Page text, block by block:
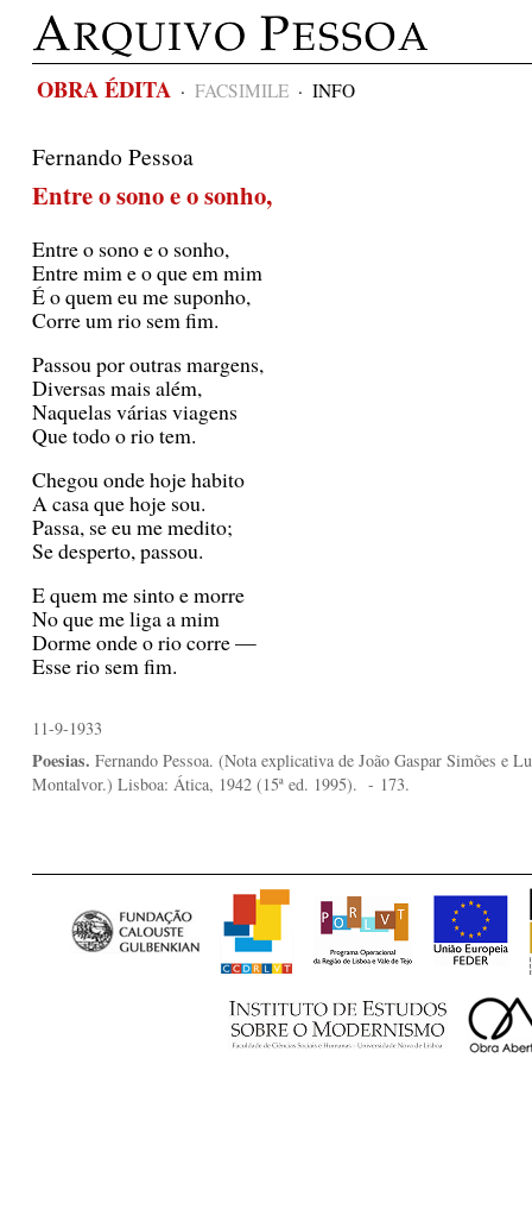
OBRA ÉDITA · FACSIMILE · INFO
Fernando Pessoa
Entre o sono e o sonho,
Entre o sono e o sonho,
Entre mim e o que em mim
É o quem eu me suponho,
Corre um rio sem fim.
Passou por outras margens,
Diversas mais além,
Naquelas várias viagens
Que todo o rio tem.
Chegou onde hoje habito
A casa que hoje sou.
Passa, se eu me medito;
Se desperto, passou.
E quem me sinto e morre
No que me liga a mim
Dorme onde o rio corre —
Esse rio sem fim.
11-9-1933
Poesias. Fernando Pessoa. (Nota explicativa de João Gaspar Simões e
Montalvor.) Lisboa: Ática, 1942 (15ª ed. 1995). - 173.